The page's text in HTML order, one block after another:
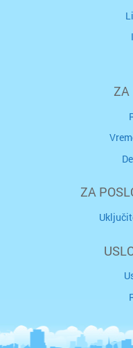
ZA
ZA